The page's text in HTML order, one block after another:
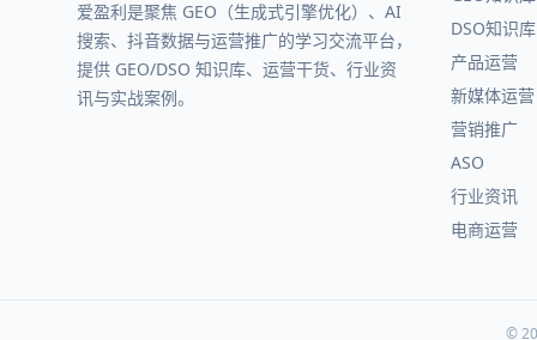
爱盈利是聚焦 GEO（生成式引擎优化）、AI
搜索、抖音数据与运营推广的学习交流平台，
提供 GEO/DSO 知识库、运营干货、行业资
讯与实战案例。
DSO知识库
产品运营
新媒体运营
营销推广
ASO
行业资讯
电商运营
©